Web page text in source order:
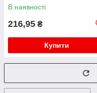
В наявності
216,95 ₴
Купити